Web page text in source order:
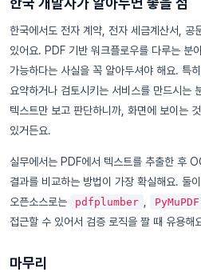
한국에서도 전자 계약, 전자 세금계산서, 공
있어요. PDF 기반 워크플로우를 다루는 분
가능하다는 사실을 꼭 알아두셔야 해요. 특
요약하거나 검토시키는 서비스를 만드시는
텍스트만 보고 판단하니까, 화면에 보이는
있거든요.
실무에서는 PDF에서 텍스트를 추출한 후
결과를 비교하는 방법이 가장 확실해요. 둘
오픈소스로는
pdfplumber PyMuPDF
접근할 수 있어서 검증 로직을 짤 때 유용해
마무리